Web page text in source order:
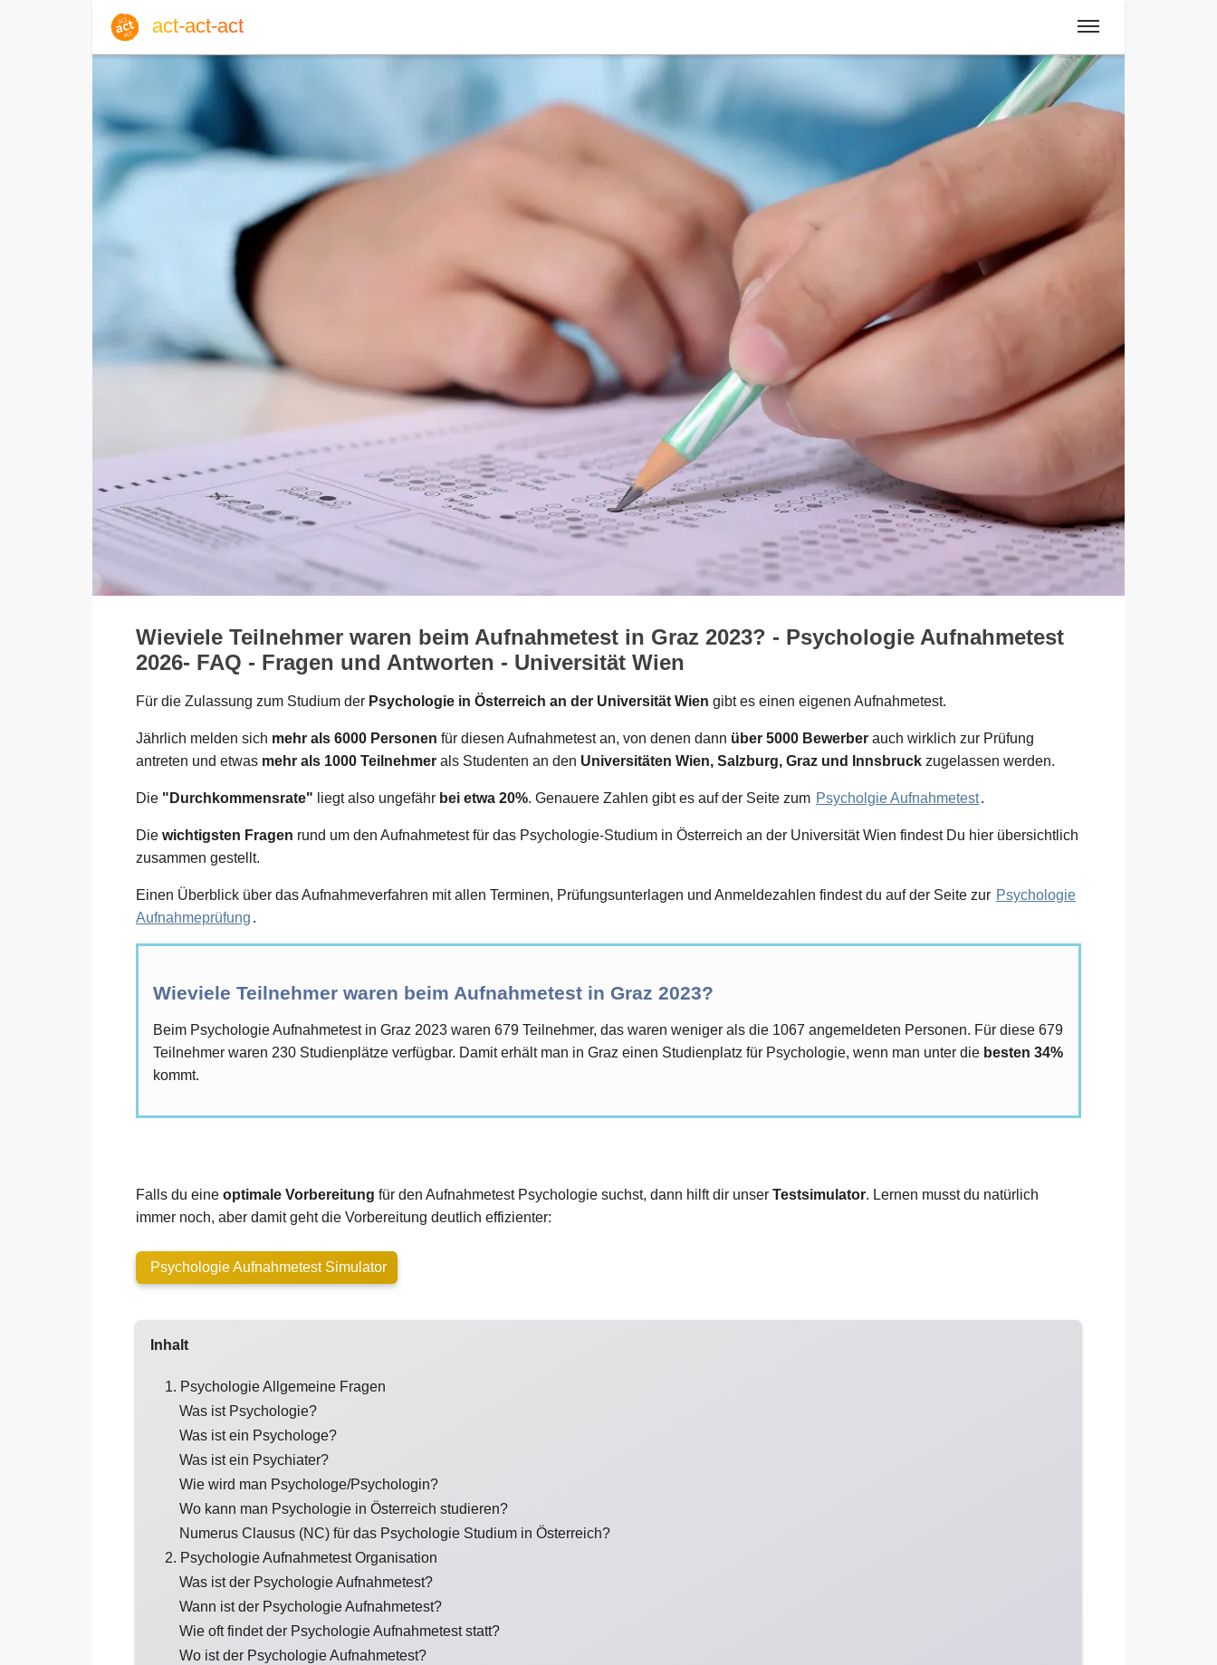
act-act-act
Anmelden
Mo, 10. August 2026 |
Englisch Deutsch
Wieviele Teilnehmer waren beim Aufnahmetest in Graz 2023? - Psychologie Aufnahmetest
2026- FAQ - Fragen und Antworten - Universität Wien
Für die Zulassung zum Studium der Psychologie in Österreich an der Universität Wien gibt es einen eigenen Aufnahmetest.
Jährlich melden sich mehr als 6000 Personen für diesen Aufnahmetest an, von denen dann über 5000 Bewerber auch wirklich zur Prüfung
antreten und etwas mehr als 1000 Teilnehmer als Studenten an den Universitäten Wien, Salzburg, Graz und Innsbruck zugelassen werden.
Die "Durchkommensrate" liegt also ungefähr bei etwa 20%. Genauere Zahlen gibt es auf der Seite zum Psycholgie Aufnahmetest.
Die wichtigsten Fragen rund um den Aufnahmetest für das Psychologie-Studium in Österreich an der Universität Wien findest Du hier übersichtlich
zusammen gestellt.
Einen Überblick über das Aufnahmeverfahren mit allen Terminen, Prüfungsunterlagen und Anmeldezahlen findest du auf der Seite zur Psychologie
Aufnahmeprüfung .
Wieviele Teilnehmer waren beim Aufnahmetest in Graz 2023?
Beim Psychologie Aufnahmetest in Graz 2023 waren 679 Teilnehmer, das waren weniger als die 1067 angemeldeten Personen. Für diese 679
Teilnehmer waren 230 Studienplätze verfügbar. Damit erhält man in Graz einen Studienplatz für Psychologie, wenn man unter die besten 34%
kommt.
Falls du eine optimale Vorbereitung für den Aufnahmetest Psychologie suchst, dann hilft dir unser Testsimulator. Lernen musst du natürlich
immer noch, aber damit geht die Vorbereitung deutlich effizienter:
Psychologie Aufnahmetest Simulator
Inhalt
1. Psychologie Allgemeine Fragen
Was ist Psychologie?
Was ist ein Psychologe?
Was ist ein Psychiater?
Wie wird man Psychologe/Psychologin?
Wo kann man Psychologie in Österreich studieren?
Numerus Clausus (NC) für das Psychologie Studium in Österreich?
2. Psychologie Aufnahmetest Organisation
Was ist der Psychologie Aufnahmetest?
Wann ist der Psychologie Aufnahmetest?
Wie oft findet der Psychologie Aufnahmetest statt?
Wo ist der Psychologie Aufnahmetest?